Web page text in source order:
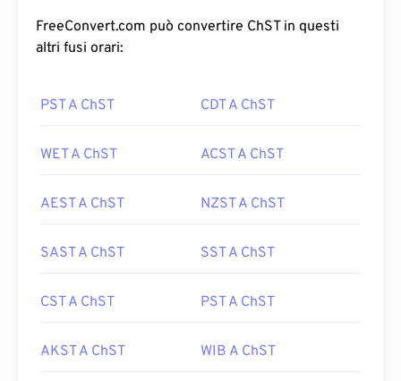
FreeConvert.com può convertire ChST in questi
altri fusi orari:
PST A ChST CDT A ChST
WET A ChST ACST A ChST
AEST A ChST NZST A ChST
SAST A ChST SST A ChST
CST A ChST PST A ChST
AKST A ChST WIB A ChST